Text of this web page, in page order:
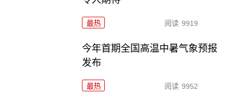
最热 阅读 9919
今年首期全国高温中暑气象预报
发布
最热 阅读 9952